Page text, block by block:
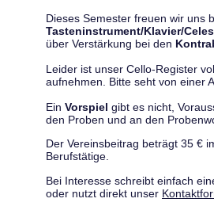
Dieses Semester freuen wir uns
Tasteninstrument/Klavier/
über Verstärkung bei den
Leider ist unser Cello-Register
aufnehmen. Bitte seht von einer
Ein Vorspiel gibt es nicht,
den Proben und an den
Der Vereinsbeitrag beträgt 35 €
Berufstätige.
Bei Interesse schreibt einfach
oder nutzt direkt unser